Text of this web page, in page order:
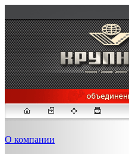
О компании